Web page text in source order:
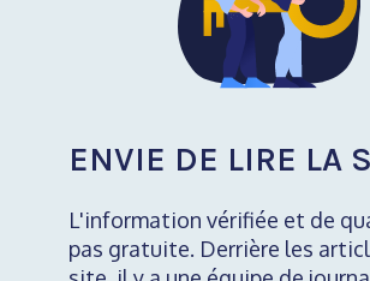
ENVIE DE LIRE LA
L'information vérifiée et de
pas gratuite. Derrière les